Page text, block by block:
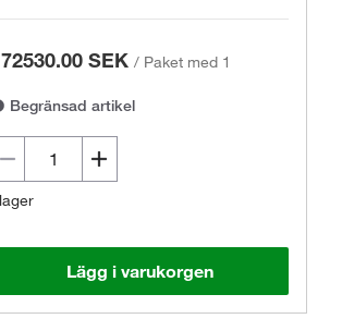
SEK / Paket med 1
Begränsad artikel
Lägg i varukorgen